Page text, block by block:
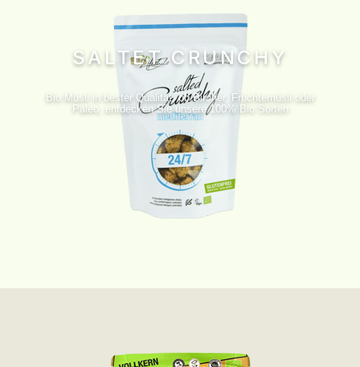
SALTET CRUNCHY
Bio Müsli in bester Qualität, ob Bircher, Früchtemüsli oder
Paleo, entdecken Sie unsere 100% Bio Sorten